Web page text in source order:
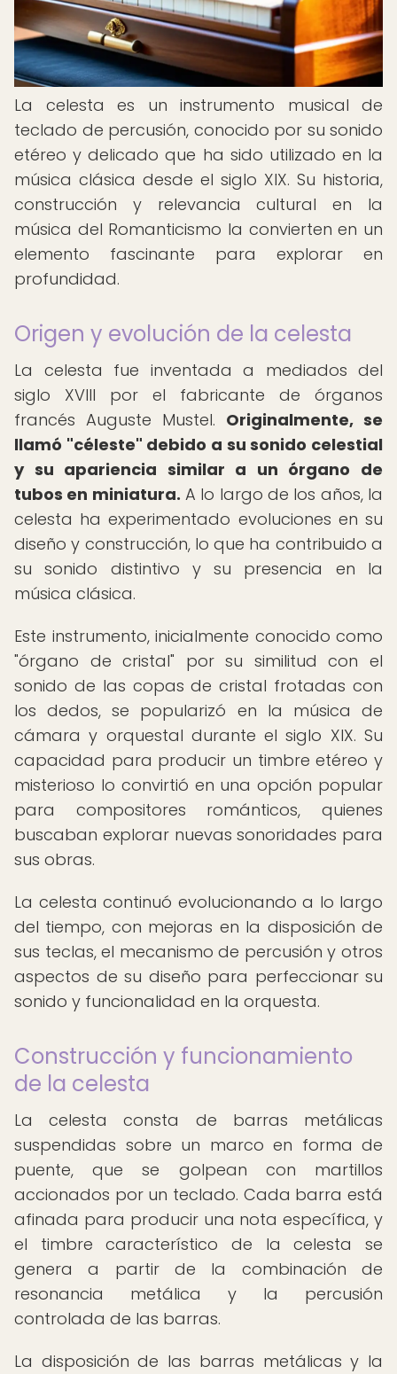
La celesta es un instrumento musical de
teclado de percusión, conocido por su sonido
etéreo y delicado que ha sido utilizado en la
música clásica desde el siglo XIX. Su historia,
construcción y relevancia cultural en la
música del Romanticismo la convierten en un
elemento fascinante para explorar en
profundidad.
Origen y evolución de la celesta
La celesta fue inventada a mediados del
siglo XVIII por el fabricante de órganos
francés Auguste Mustel. Originalmente, se
llamó "céleste" debido a su sonido celestial
y su apariencia similar a un órgano de
tubos en miniatura. A lo largo de los años, la
celesta ha experimentado evoluciones en su
diseño y construcción, lo que ha contribuido a
su sonido distintivo y su presencia en la
música clásica.
Este instrumento, inicialmente conocido como
"órgano de cristal" por su similitud con el
sonido de las copas de cristal frotadas con
los dedos, se popularizó en la música de
cámara y orquestal durante el siglo XIX. Su
capacidad para producir un timbre etéreo y
misterioso lo convirtió en una opción popular
para compositores románticos, quienes
buscaban explorar nuevas sonoridades para
sus obras.
La celesta continuó evolucionando a lo largo
del tiempo, con mejoras en la disposición de
sus teclas, el mecanismo de percusión y otros
aspectos de su diseño para perfeccionar su
sonido y funcionalidad en la orquesta.
Construcción y funcionamiento
de la celesta
La celesta consta de barras metálicas
suspendidas sobre un marco en forma de
puente, que se golpean con martillos
accionados por un teclado. Cada barra está
afinada para producir una nota específica, y
el timbre característico de la celesta se
genera a partir de la combinación de
resonancia metálica y la percusión
controlada de las barras.
La disposición de las barras metálicas y la